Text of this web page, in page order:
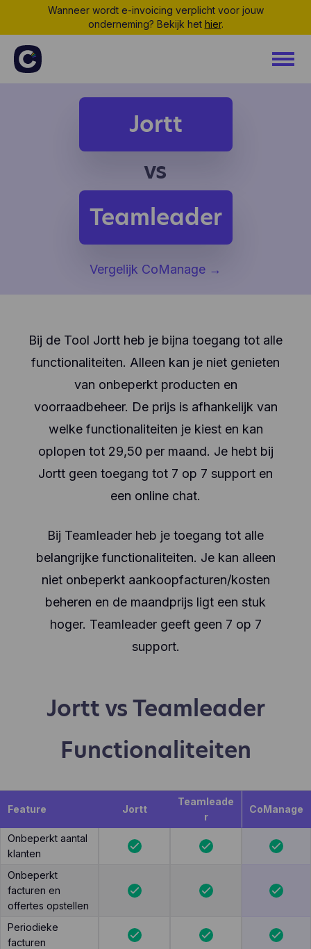
Wanneer wordt e-invoicing verplicht voor jouw
onderneming? Bekijk het hier.
Jortt
vs
Teamleader
Vergelijk CoManage →
Bij de Tool Jortt heb je bijna toegang tot alle
functionaliteiten. Alleen kan je niet genieten
van onbeperkt producten en
voorraadbeheer. De prijs is afhankelijk van
welke functionaliteiten je kiest en kan
oplopen tot 29,50 per maand. Je hebt bij
Jortt geen toegang tot 7 op 7 support en
een online chat.
Bij Teamleader heb je toegang tot alle
belangrijke functionaliteiten. Je kan alleen
niet onbeperkt aankoopfacturen/kosten
beheren en de maandprijs ligt een stuk
hoger. Teamleader geeft geen 7 op 7
support.
Jortt vs Teamleader
Functionaliteiten
Feature Jortt
Teamleade
r
CoManage
Onbeperkt aantal
klanten
Onbeperkt
facturen en
offertes opstellen
Periodieke
facturen